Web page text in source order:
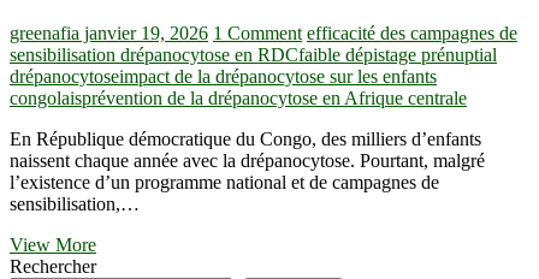
greenafia janvier 19, 2026 1 Comment efficacité des campagnes de
sensibilisation drépanocytose en RDCfaible dépistage prénuptial
drépanocytoseimpact de la drépanocytose sur les enfants
congolaisprévention de la drépanocytose en Afrique centrale
En République démocratique du Congo, des milliers d’enfants
naissent chaque année avec la drépanocytose. Pourtant, malgré
l’existence d’un programme national et de campagnes de
sensibilisation,…
View MoreDrépanocytose
en
Rechercher